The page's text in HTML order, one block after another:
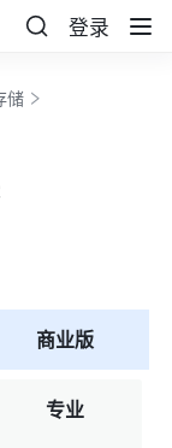
登录
储
商业版
专业